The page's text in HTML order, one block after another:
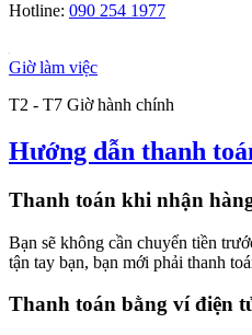
Hotline: 090 254 1977
Giờ làm việc
T2 - T7 Giờ hành chính
Hướng dẫn thanh
Thanh toán khi nhận
Bạn sẽ không cần chuyển tiền
tận tay bạn, bạn mới phải thanh
Thanh toán bằng ví điện